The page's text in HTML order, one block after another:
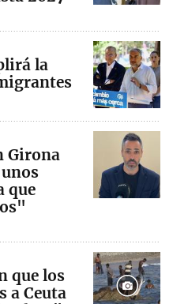
la
Girona
que
que los
a Ceuta